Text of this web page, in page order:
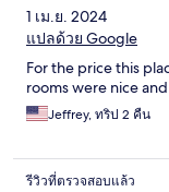
1 เม.ย. 2024
แปลด้วย Google
For the price this
rooms were nice
Jeffrey, ทริป 2 คืน
รีวิวที่ตรวจสอบแล้ว